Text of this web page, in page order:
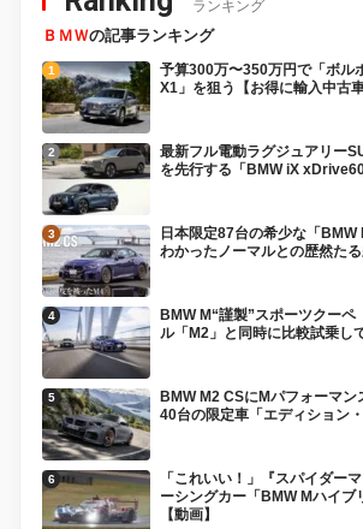
ランキング
ＢＭＷの記事ランキング
予算300万〜350万円で「ボル
X1」を狙う【お得に輸入中古
最新フル電動ラグジュアリー
を先行する「BMW iX
日本限定87台の希少な「BMW
わかったノーマルとの歴然た
BMW M“謹製”スポーツクーペ
ル「M2」と同時に比較試乗し
BMW M2 CSにMパフォーマン
40台の限定車「エディション
「これいい！」『スパイダー
ーシングカー「BMW Mハイブ
【動画】